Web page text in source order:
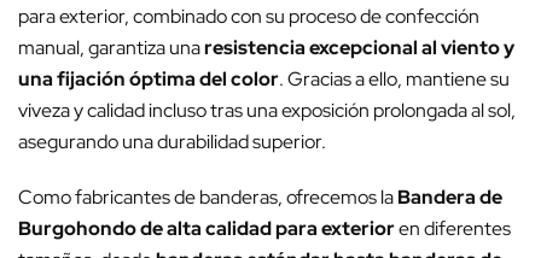
para exterior, combinado con su proceso de confección
manual, garantiza unaresistencia excepcional al viento y
una fijación óptima del color. Gracias a ello, mantiene su
viveza y calidad incluso tras una exposición prolongada al sol,
asegurando una durabilidad superior.
Como fabricantes de banderas, ofrecemos laBandera de
Burgohondo de alta calidad para exterioren diferentes